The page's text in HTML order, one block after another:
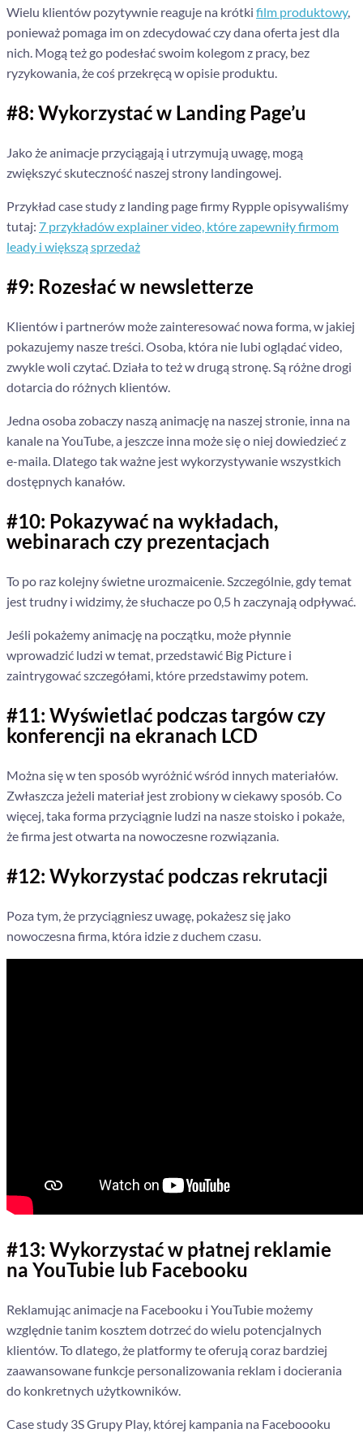
Wielu klientów pozytywnie reaguje na krótki film produktowy,
ponieważ pomaga im on zdecydować czy dana oferta jest dla
nich. Mogą też go podesłać swoim kolegom z pracy, bez
ryzykowania, że coś przekręcą w opisie produktu.
#8: Wykorzystać w Landing Page’u
Jako że animacje przyciągają i utrzymują uwagę, mogą
zwiększyć skuteczność naszej strony landingowej.
Przykład case study z landing page firmy Rypple opisywaliśmy
tutaj: 7 przykładów explainer video, które zapewniły firmom
leady i większą sprzedaż
#9: Rozesłać w newsletterze
Klientów i partnerów może zainteresować nowa forma, w jakiej
pokazujemy nasze treści. Osoba, która nie lubi oglądać video,
zwykle woli czytać. Działa to też w drugą stronę. Są różne drogi
dotarcia do różnych klientów.
Jedna osoba zobaczy naszą animację na naszej stronie, inna na
kanale na YouTube, a jeszcze inna może się o niej dowiedzieć z
e-maila. Dlatego tak ważne jest wykorzystywanie wszystkich
dostępnych kanałów.
#10: Pokazywać na wykładach,
webinarach czy prezentacjach
To po raz kolejny świetne urozmaicenie. Szczególnie, gdy temat
jest trudny i widzimy, że słuchacze po 0,5 h zaczynają odpływać.
Jeśli pokażemy animację na początku, może płynnie
wprowadzić ludzi w temat, przedstawić Big Picture i
zaintrygować szczegółami, które przedstawimy potem.
#11: Wyświetlać podczas targów czy
konferencji na ekranach LCD
Można się w ten sposób wyróżnić wśród innych materiałów.
Zwłaszcza jeżeli materiał jest zrobiony w ciekawy sposób. Co
więcej, taka forma przyciągnie ludzi na nasze stoisko i pokaże,
że firma jest otwarta na nowoczesne rozwiązania.
#12: Wykorzystać podczas rekrutacji
Poza tym, że przyciągniesz uwagę, pokażesz się jako
nowoczesna firma, która idzie z duchem czasu.
#13: Wykorzystać w płatnej reklamie
na YouTubie lub Facebooku
Reklamując animacje na Facebooku i YouTubie możemy
względnie tanim kosztem dotrzeć do wielu potencjalnych
klientów. To dlatego, że platformy te oferują coraz bardziej
zaawansowane funkcje personalizowania reklam i docierania
do konkretnych użytkowników.
Case study 3S Grupy Play, której kampania na Faceboooku